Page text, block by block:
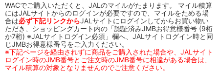
WACでご購入いただくと、JALのマイルがたまります。 マイル積算
にはJALサイトからのログインが必要ですので、マイルをためる場
合は必ず下記リンクからJALサイトにログインしてからお買い物い
ただき、ショッピングカート内の「認証済みJMBお得意様番号 (9桁
か7桁) ※JALサイトログイン必須」欄へ、JALサイトログイン時と同
じJMBお得意様番号をご入力ください。
※下記ページを経由されずに商品をご購入された場合や、JALサイト
ログイン時のJMB番号とご注文時のJMB番号に相違がある場合は、
マイル積算の対象となりませんのでご注意ください。